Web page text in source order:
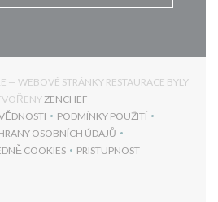
WEBOVÉ STRÁNKY RESTAURACE BYLY
ZENCHEF
SE V NOVÉM OKNĚ))
PODMÍNKY POUŽITÍ
((OTEVŘE SE V NOVÉM
OSOBNÍCH ÚDAJŮ
((OTEVŘE SE V NOVÉM OKNĚ))
COOKIES
((OTEVŘE SE V NOVÉM OKNĚ))
PRISTUPNOST
((OTEVŘE SE V NOVÉM